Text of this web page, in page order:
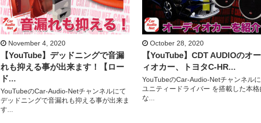
November 4, 2020
【YouTube】デッドニングで音漏
れも抑える事が出来ます！【ロー
ド...
YouTubeのCar-Audio-Netチャンネルにて
デッドニングで音漏れも抑える事が出来ま
す...
October 28, 2020
【YouTube】CDT AUDIOのオ
ィオカー、トヨタC-HR...
YouTubeのCar-Audio-Netチャンネル
ユニティードライバー を搭載した本格
な...